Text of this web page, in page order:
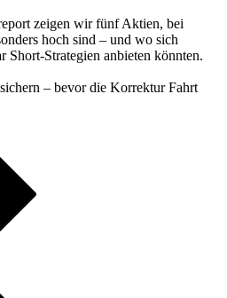
zeigen wir fünf Aktien, bei
hoch sind – und wo sich
Short-Strategien anbieten könnten.
– bevor die Korrektur Fahrt